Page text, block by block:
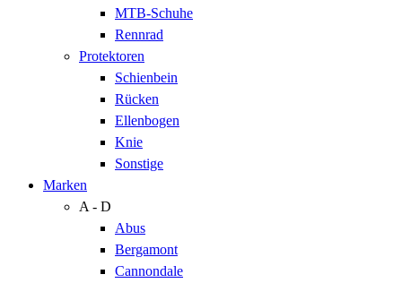
MTB-Schuhe
Rennrad
Protektoren
Schienbein
Rücken
Ellenbogen
Knie
Sonstige
Marken
A - D
Abus
Bergamont
Cannondale